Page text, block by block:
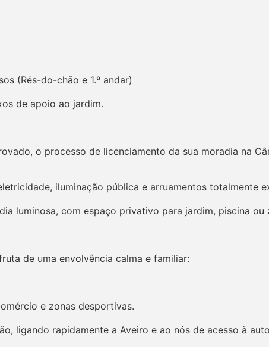
(Rés-do-chão e 1.º andar)
de apoio ao jardim.
o processo de licenciamento da sua moradia na
iluminação pública e arruamentos totalmente
luminosa, com espaço privativo para jardim, piscina ou
de uma envolvência calma e familiar:
e zonas desportivas.
ligando rapidamente a Aveiro e ao nós de acesso à